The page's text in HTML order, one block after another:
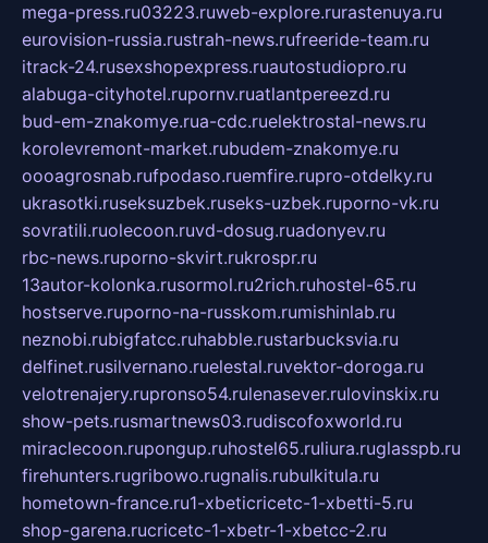
mega-press.ru03223.ruweb-explore.rurastenuya.ru
eurovision-russia.rustrah-news.rufreeride-team.ru
itrack-24.rusexshopexpress.ruautostudiopro.ru
alabuga-cityhotel.rupornv.ruatlantpereezd.ru
bud-em-znakomye.rua-cdc.ruelektrostal-news.ru
korolevremont-market.rubudem-znakomye.ru
oooagrosnab.rufpodaso.ruemfire.rupro-otdelky.ru
ukrasotki.ruseksuzbek.ruseks-uzbek.ruporno-vk.ru
sovratili.ruolecoon.ruvd-dosug.ruadonyev.ru
rbc-news.ruporno-skvirt.rukrospr.ru
13autor-kolonka.rusormol.ru2rich.ruhostel-65.ru
hostserve.ruporno-na-russkom.rumishinlab.ru
neznobi.rubigfatcc.ruhabble.rustarbucksvia.ru
delfinet.rusilvernano.ruelestal.ruvektor-doroga.ru
velotrenajery.rupronso54.rulenasever.rulovinskix.ru
show-pets.rusmartnews03.rudiscofoxworld.ru
miraclecoon.rupongup.ruhostel65.ruliura.ruglasspb.ru
firehunters.rugribowo.rugnalis.rubulkitula.ru
hometown-france.ru1-xbeticricetc-1-xbetti-5.ru
shop-garena.rucricetc-1-xbetr-1-xbetcc-2.ru